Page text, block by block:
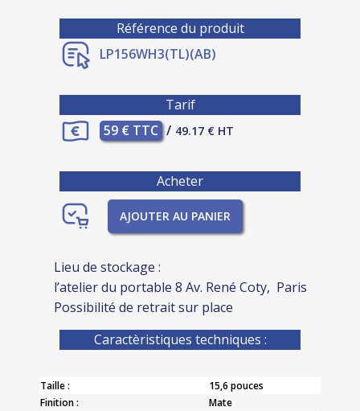
Référence du produit
LP156WH3(TL)(AB)
Tarif
59 € TTC / 49.17 € HT
Acheter
AJOUTER AU PANIER
Lieu de stockage :
l’atelier du portable 8 Av. René Coty, Paris
Possibilité de retrait sur place
Caractèristiques techniques :
Taille :
15,6 pouces
Finition :
Mate